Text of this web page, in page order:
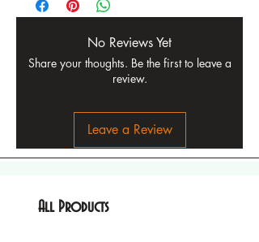
No Reviews Yet
Share your thoughts. Be the first to leave a
review.
Leave a Review
All Products